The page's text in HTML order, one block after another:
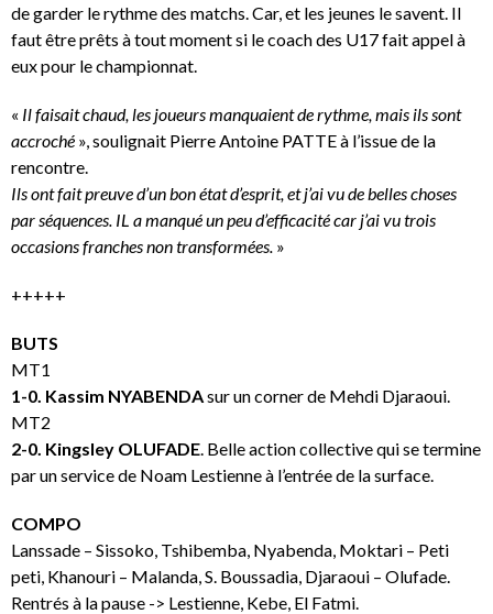
de garder le rythme des matchs. Car, et les jeunes le savent. Il
faut être prêts à tout moment si le coach des U17 fait appel à
eux pour le championnat.
« Il faisait chaud, les joueurs manquaient de rythme, mais ils sont
accroché », soulignait Pierre Antoine PATTE à l’issue de la
rencontre.
Ils ont fait preuve d’un bon état d’esprit, et j’ai vu de belles choses
par séquences. IL a manqué un peu d’efficacité car j’ai vu trois
occasions franches non transformées. »
+++++
BUTS
MT1
1-0. Kassim NYABENDAsur un corner de Mehdi Djaraoui.
MT2
2-0. Kingsley OLUFADE. Belle action collective qui se termine
par un service de Noam Lestienne à l’entrée de la surface.
COMPO
Lanssade – Sissoko, Tshibemba, Nyabenda, Moktari – Peti
peti, Khanouri – Malanda, S. Boussadia, Djaraoui – Olufade.
Rentrés à la pause -> Lestienne, Kebe, El Fatmi.